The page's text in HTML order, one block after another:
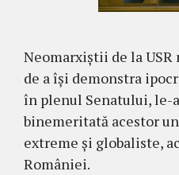
Neomarxiștii de la USR
de a își demonstra
în plenul Senatului, le-
binemeritată acestor
extreme și globaliste,
României.